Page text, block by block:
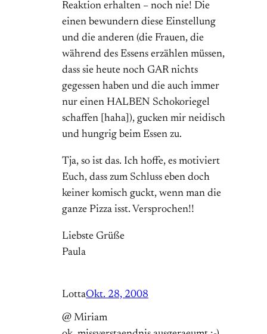
Reaktion erhalten – noch nie! Die
einen bewundern diese Einstellung
und die anderen (die Frauen, die
während des Essens erzählen müssen,
dass sie heute noch GAR nichts
gegessen haben und die auch immer
nur einen HALBEN Schokoriegel
schaffen [haha]), gucken mir neidisch
und hungrig beim Essen zu.
Tja, so ist das. Ich hoffe, es motiviert
Euch, dass zum Schluss eben doch
keiner komisch guckt, wenn man die
ganze Pizza isst. Versprochen!!
Liebste Grüße
Paula
LottaOkt. 28, 2008
@ Miriam